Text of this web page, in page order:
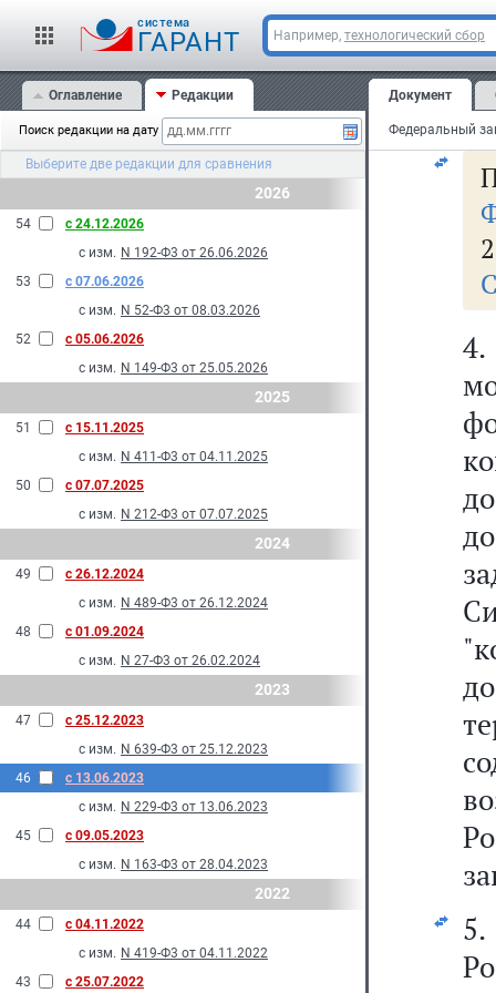
cистема
ГАРАНТ Например, технологический сбор
Оглавление Редакции
Поиск редакции на дату
Выберите две редакции для сравнения
2026
54
с 24.12.2026
с изм. N 192-Ф3 от 26.06.2026
53
с 07.06.2026
с изм. N 52-Ф3 от 08.03.2026
52
с 05.06.2026
с изм. N 149-Ф3 от 25.05.2026
2025
51
с 15.11.2025
с изм. N 411-Ф3 от 04.11.2025
50
с 07.07.2025
с изм. N 212-Ф3 от 07.07.2025
2024
49
с 26.12.2024
с изм. N 489-Ф3 от 26.12.2024
48
с 01.09.2024
с изм. N 27-Ф3 от 26.02.2024
2023
47
с 25.12.2023
с изм. N 639-Ф3 от 25.12.2023
46
с 13.06.2023
с изм. N 229-Ф3 от 13.06.2023
45
с 09.05.2023
с изм. N 163-Ф3 от 28.04.2023
2022
44
с 04.11.2022
с изм. N 419-Ф3 от 04.11.2022
43
с 25.07.2022
Документ